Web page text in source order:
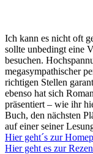
Ich kann es nicht oft
sollte unbedingt eine
besuchen.
megasympathischer
richtigen Stellen
ebenso hat sich
präsentiert – wie ihr
Buch, den nächsten
auf einer seiner
Hier geht´s zur
Hier geht es zur